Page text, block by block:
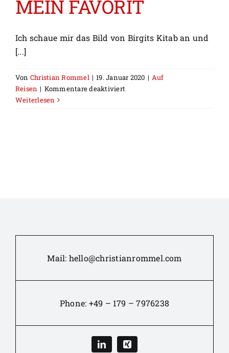
MEIN FAVORIT
Ich schaue mir das Bild von Birgits Kitab an und
[...]
Von Christian Rommel | 19. Januar 2020 | Auf
Reisen | Kommentare deaktiviertfür
Weiterlesen
Mail: hello@christianrommel.com
Phone: +49 – 179 – 7976238